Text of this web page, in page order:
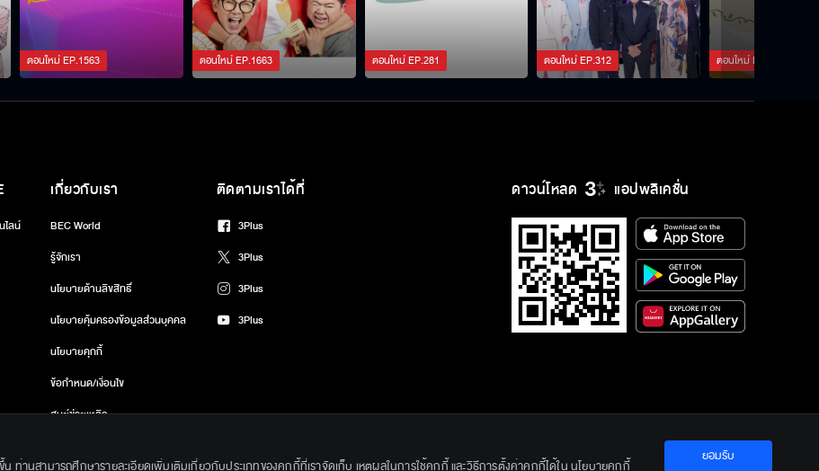
ตอนใหม่EP.1563 ตอนใหม่EP.1663 ตอนใหม่EP.281 ตอนใหม่EP.312 ตอนใหม่EP.
ดาวน์โหลด แอปพลิเคชั่น
ไลน์
เกี่ยวกับเรา
BEC World
รู้จักเรา
นโยบายด้านลิขสิทธิ์
นโยบายคุ้มครองข้อมูลส่วนบุคคล
นโยบายคุกกี้
ข้อกำหนด/เงื่อนไข
ศูนย์ช่วยเหลือ
ติดตามเราได้ที่
3Plus
3Plus
3Plus
3Plus
Entertainment Co.,Ltd. All Rights Reserved. Powered by BECi Corporation Ltd.
ท่านสามารถศึกษารายละเอียดเพิ่มเติมเกี่ยวกับประเภทของคุกกี้ที่เราจัดเก็บ เหตุผลในการใช้คุกกี้ และวิธีการตั้งค่าคุกกี้ได้ใน นโยบายคุกกี้
ยอมรับ